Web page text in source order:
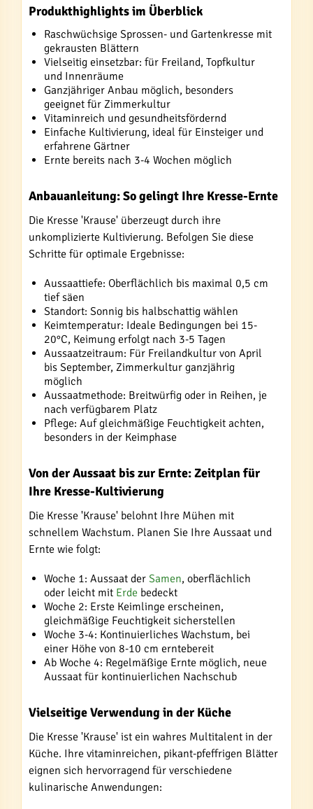
Produkthighlights im Überblick
Raschwüchsige Sprossen- und Gartenkresse mit
gekrausten Blättern
Vielseitig einsetzbar: für Freiland, Topfkultur
und Innenräume
Ganzjähriger Anbau möglich, besonders
geeignet für Zimmerkultur
Vitaminreich und gesundheitsfördernd
Einfache Kultivierung, ideal für Einsteiger und
erfahrene Gärtner
Ernte bereits nach 3-4 Wochen möglich
Anbauanleitung: So gelingt Ihre Kresse-Ernte
Die Kresse 'Krause' überzeugt durch ihre
unkomplizierte Kultivierung. Befolgen Sie diese
Schritte für optimale Ergebnisse:
Aussaattiefe: Oberflächlich bis maximal 0,5 cm
tief säen
Standort: Sonnig bis halbschattig wählen
Keimtemperatur: Ideale Bedingungen bei 15-
20°C, Keimung erfolgt nach 3-5 Tagen
Aussaatzeitraum: Für Freilandkultur von April
bis September, Zimmerkultur ganzjährig
möglich
Aussaatmethode: Breitwürfig oder in Reihen, je
nach verfügbarem Platz
Pflege: Auf gleichmäßige Feuchtigkeit achten,
besonders in der Keimphase
Von der Aussaat bis zur Ernte: Zeitplan für
Ihre Kresse-Kultivierung
Die Kresse 'Krause' belohnt Ihre Mühen mit
schnellem Wachstum. Planen Sie Ihre Aussaat und
Ernte wie folgt:
Woche 1: Aussaat der Samen, oberflächlich
oder leicht mit Erde bedeckt
Woche 2: Erste Keimlinge erscheinen,
gleichmäßige Feuchtigkeit sicherstellen
Woche 3-4: Kontinuierliches Wachstum, bei
einer Höhe von 8-10 cm erntebereit
Ab Woche 4: Regelmäßige Ernte möglich, neue
Aussaat für kontinuierlichen Nachschub
Vielseitige Verwendung in der Küche
Die Kresse 'Krause' ist ein wahres Multitalent in der
Küche. Ihre vitaminreichen, pikant-pfeffrigen Blätter
eignen sich hervorragend für verschiedene
kulinarische Anwendungen: